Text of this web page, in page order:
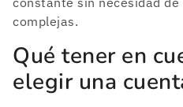
complejas.
Qué tener en
elegir una